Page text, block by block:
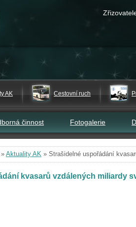
AK Cestovní ruch
činnost Fotogalerie
» Aktuality AK » Strašidelné uspořádání
kvasarů vzdálených miliardy